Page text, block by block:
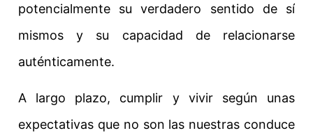
potencialmente su verdadero sentido de sí
mismos y su capacidad de relacionarse
auténticamente.
A largo plazo, cumplir y vivir según unas
expectativas que no son las nuestras conduce